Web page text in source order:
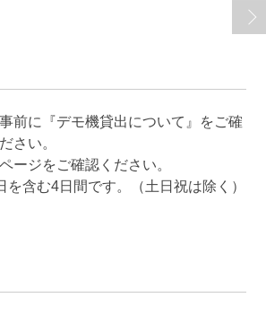
前に 『デモ機貸出について』
をご確
さい。
ージをご確認ください。
含む4日間です。（土日祝は除く）